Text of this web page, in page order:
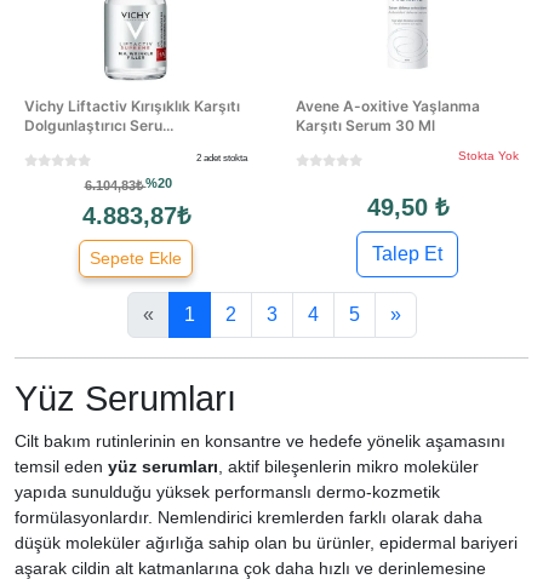
Vichy Liftactiv Kırışıklık Karşıtı
Dolgunlaştırıcı Seru...
2 adet stokta
6.104,83₺%20
4.883,87₺
Sepete Ekle
Avene A-oxitive Yaşlanma
Karşıtı Serum 30 Ml
Stokta Yok
49,50 ₺
Talep Et
« 1 2 3 4 5 »
Yüz Serumları
Cilt bakım rutinlerinin en konsantre ve hedefe yönelik aşamasını
temsil eden yüz serumları , aktif bileşenlerin mikro moleküler
yapıda sunulduğu yüksek performanslı dermo-kozmetik
formülasyonlardır. Nemlendirici kremlerden farklı olarak daha
düşük moleküler ağırlığa sahip olan bu ürünler, epidermal bariyeri
aşarak cildin alt katmanlarına çok daha hızlı ve derinlemesine